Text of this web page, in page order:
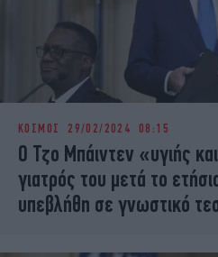
ΚΟΣΜΟΣ 29/02/2024 08:15
Ο Τζο Μπάιντεν «υγιής
γιατρός του μετά το
υπεβλήθη σε γνωστικό